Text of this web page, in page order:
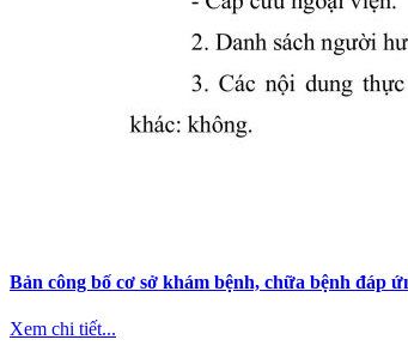
Bản công bố cơ sở khám bệnh, chữa bệnh đáp
Xem chi tiết...